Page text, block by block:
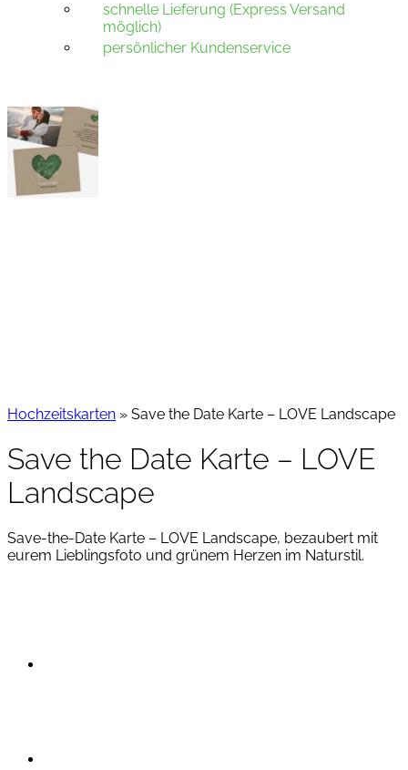
schnelle Lieferung (Express Versand
möglich)
persönlicher Kundenservice
Hochzeitskarten » Save the Date Karte – LOVE Landscape
Save the Date Karte – LOVE
Landscape
Save-the-Date Karte – LOVE Landscape, bezaubert mit
eurem Lieblingsfoto und grünem Herzen im Naturstil.